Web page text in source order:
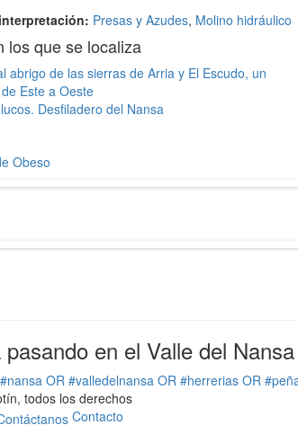
Presas y Azudes, Molino hidráulico
los que se localiza
abrigo de las sierras de Arria y El Escudo, un
Este a Oeste
Desfiladero del Nansa
Obeso
en el Valle del
OR #valledelnansa OR #herrerias OR
todos los derechos
Contacto